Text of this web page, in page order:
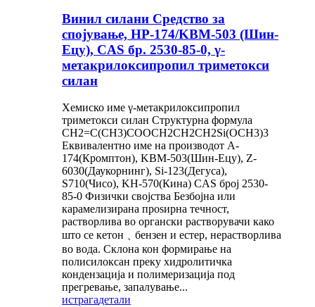
Винил силани Средство за
спојување, HP-174/KBM-503 (Шин-
Ецу), CAS бр. 2530-85-0, γ-
метакрилоксипропил триметокси
силан
Хемиско име γ-метакрилоксипропил
триметокси силан Структурна формула
CH2=C(CH3)COOCH2CH2CH2Si(OCH3)3
Еквивалентно име на производот A-
174(Кромптон), KBM-503(Шин-Ецу), Z-
6030(Даукорнинг), Si-123(Дегуса),
S710(Чисо), KH-570(Кина) CAS број 2530-
85-0 Физички својства Безбојна или
карамелизирана проѕирна течност,
растворлива во органски растворувачи како
што се кетон﹑бензен и естер, нерастворлива
во вода. Склона кон формирање на
полисилоксан преку хидролитичка
кондензација и полимеризација под
прегревање, запалување...
истрагадетали